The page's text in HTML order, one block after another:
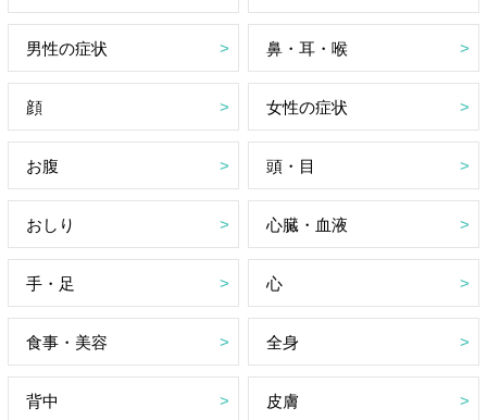
男性の症状 鼻・耳・喉
顔 女性の症状
お腹 頭・目
おしり 心臓・血液
手・足 心
食事・美容 全身
背中 皮膚